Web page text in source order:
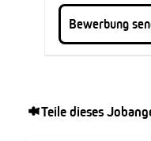
Teile dieses